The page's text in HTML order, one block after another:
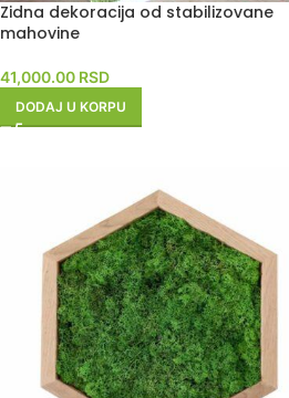
Zidna dekoracija od stabilizovane
mahovine
41,000.00 RSD
DODAJ U KORPU